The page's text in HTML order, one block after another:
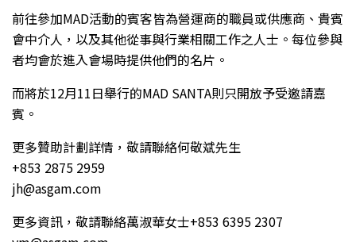
前往參加MAD活動的賓客皆為營運商的職員或供應商、貴賓
會中介人，以及其他從事與行業相關工作之人士。每位參與
者均會於進入會場時提供他們的名片。
而將於12月11日舉行的MAD SANTA則只開放予受邀請嘉
賓。
更多贊助計劃詳情，敬請聯絡何敬斌先生
+853 2875 2959
jh@asgam.com
更多資訊，敬請聯絡萬淑華女士+853 6395 2307